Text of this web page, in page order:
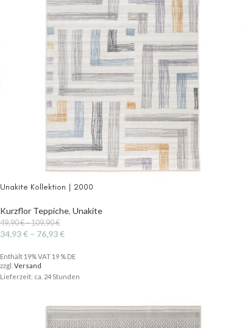
Unakite Kollektion | 2000
Kurzflor Teppiche, Unakite
49,90€–109,90€
34,93€ – 76,93€
Enthält 19% VAT 19 % DE
zzgl. Versand
Lieferzeit: ca. 24 Stunden